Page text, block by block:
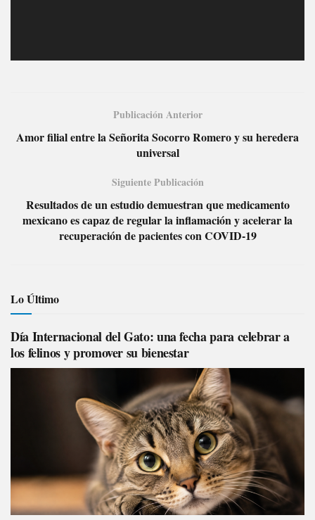
Publicación Anterior
Amor filial entre la Señorita Socorro Romero y su heredera
universal
Siguiente Publicación
Resultados de un estudio demuestran que medicamento
mexicano es capaz de regular la inflamación y acelerar la
recuperación de pacientes con COVID-19
Lo Último
Día Internacional del Gato: una fecha para celebrar a
los felinos y promover su bienestar